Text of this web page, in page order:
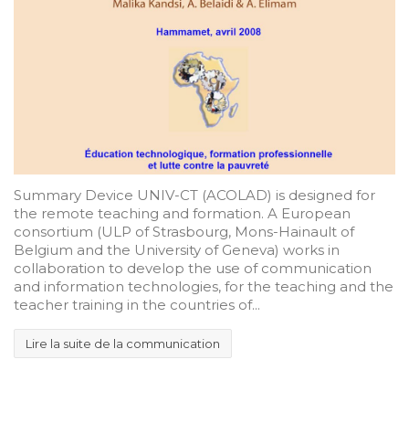
Summary Device UNIV-CT (ACOLAD) is designed for
the remote teaching and formation. A European
consortium (ULP of Strasbourg, Mons-Hainault of
Belgium and the University of Geneva) works in
collaboration to develop the use of communication
and information technologies, for the teaching and the
teacher training in the countries of...
Lire la suite de la communication